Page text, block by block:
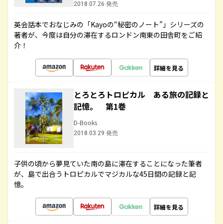
2018.07.26 発売
英会話本でおなじみの「Kayoの“秘密のノート”」シリーズの
著者が、今度は自分の滞在するロンドン南東の田舎町をご紹
介！
詳細を見る
とろとろトロピカル ある旅の記録と
記憶。 第1巻
D-Books
2018.03.29 発売
子供の頃から夢見ていた南の島に滞在することになった筆者
が、島で出合うトロピカルでマジカルな45日間の記録と記
憶。
詳細を見る